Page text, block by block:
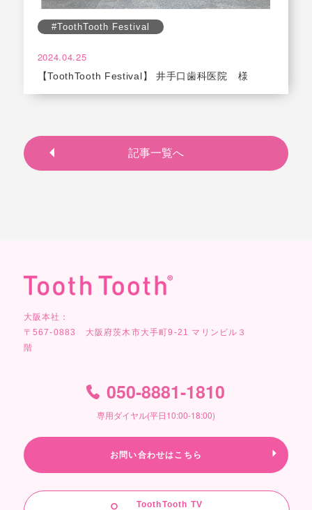
#ToothTooth Festival
2024.04.25
【ToothTooth Festival】 井手口歯科医院 様
記事一覧へ
大阪本社：
〒567-0883 大阪府茨木市大手町9-21 マリンビル３
階
050-8881-1810
専用ダイヤル(平日10:00-18:00)
お問い合わせはこちら
ToothTooth TV